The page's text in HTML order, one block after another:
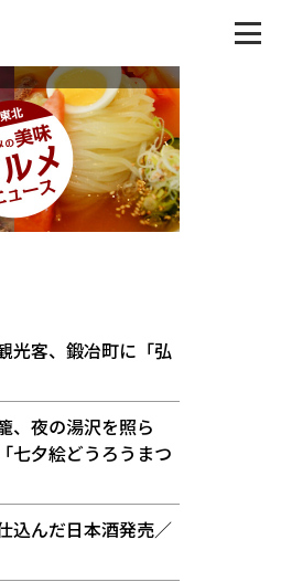
光客、鍛冶町に「弘
、夜の湯沢を照ら
夕絵どうろうまつ
込んだ日本酒発売／